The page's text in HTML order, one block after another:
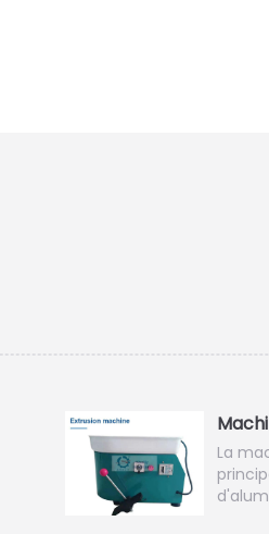
La